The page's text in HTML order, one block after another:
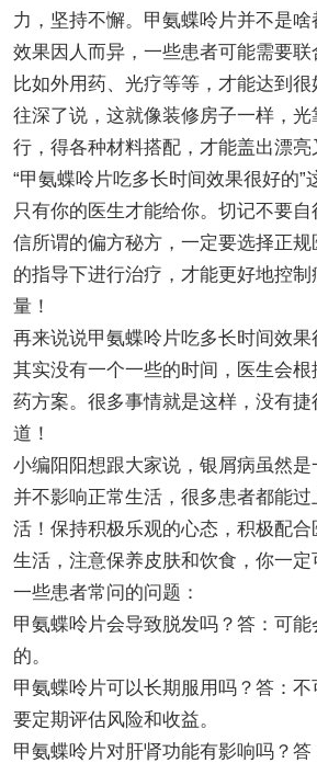
力，坚持不懈。甲氨蝶呤片并不是
效果因人而异，一些患者可能需要联
比如外用药、光疗等等，才能达到很
往深了说，这就像装修房子一样，
行，得各种材料搭配，才能盖出漂亮
“甲氨蝶呤片吃多长时间效果很好的”
只有你的医生才能给你。切记不要
信所谓的偏方秘方，一定要选择正规
的指导下进行治疗，才能更好地控
量！
再来说说甲氨蝶呤片吃多长时间效果
其实没有一个一些的时间，医生会根
药方案。很多事情就是这样，没有
道！
小编阳阳想跟大家说，银屑病虽然是
并不影响正常生活，很多患者都能过
活！保持积极乐观的心态，积极配
生活，注意保养皮肤和饮食，你一定
一些患者常问的问题：
甲氨蝶呤片会导致脱发吗？答：可
的。
甲氨蝶呤片可以长期服用吗？答：
要定期评估风险和收益。
甲氨蝶呤片对肝肾功能有影响吗？